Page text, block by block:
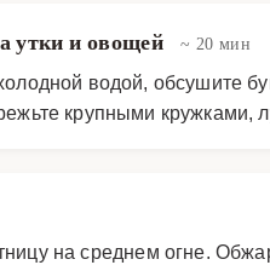
утки и овощей ~ 20 мин
водой, обсушите
крупными кружками,
на среднем огне.